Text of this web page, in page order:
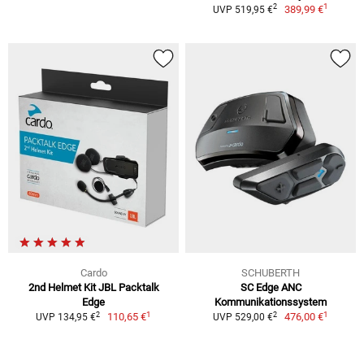
UVP 519,95 €2 389,99 €1
Cardo
2nd Helmet Kit JBL Packtalk
Edge
UVP 134,95 €2 110,65 €1
SCHUBERTH
SC Edge ANC
Kommunikationssystem
UVP 529,00 €2 476,00 €1